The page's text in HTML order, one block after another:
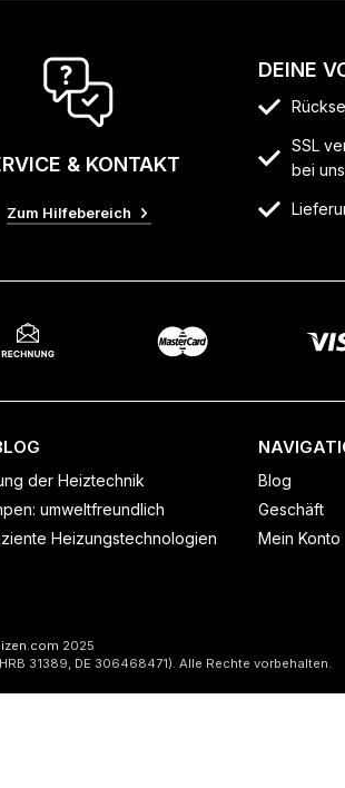
& KONTAKT
Zum Hilfebereich
DEINE
SSL
bei
der Heiztechnik
umweltfreundlich
Heizungstechnologien
Blog
Geschäft
Mein Konto
2025
31389, DE 306468471). Alle Rechte vorbehalten.